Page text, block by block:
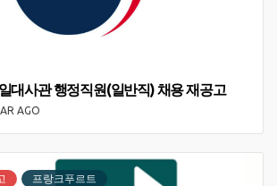
대사관 행정직원(일반직) 채용 재공고
AGO
프랑크푸르트